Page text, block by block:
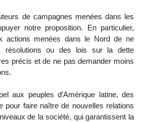
de campagnes menées dans les
notre proposition. En particulier,
actions menées dans le Nord de ne
résolutions ou des lois sur la dette
précis et de ne pas demander moins
aux peuples d’Amérique latine, des
pour faire naître de nouvelles relations
de la société, qui garantissent la